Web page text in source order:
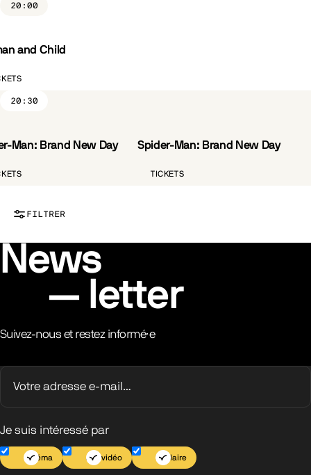
FILTRER
20:00
and Child
CÔTÉ PARC
20:30
Man: Brand New Day Spider-Man: Brand New Day
VO.ST.FR
TICKETS
News
letter
Suivez-nous et restez informé·e
Je suis intéressé par
Cinéma Jeu vidéo Scolaire